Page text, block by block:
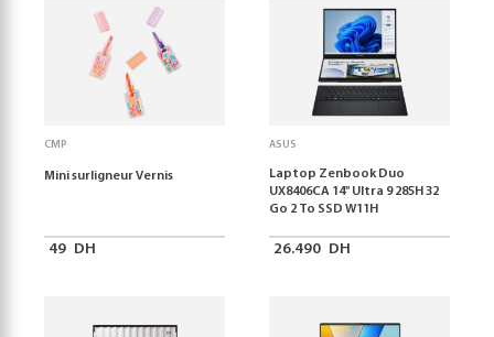
CMP
Mini surligneur Vernis
49 DH
ASUS
Laptop Zenbook Duo
UX8406CA 14'' Ultra 9 285H 32
Go 2 To SSD W11H
26.490 DH